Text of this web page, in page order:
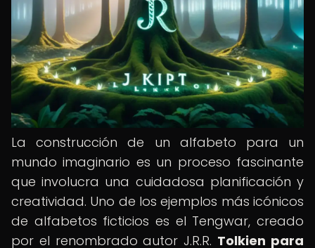
La construcción de un alfabeto para un
mundo imaginario es un proceso fascinante
que involucra una cuidadosa planificación y
creatividad. Uno de los ejemplos más icónicos
de alfabetos ficticios es el Tengwar, creado
por el renombrado autor J.R.R. Tolkien para